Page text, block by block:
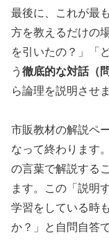
最後に、これが最
方を教えるだけの
を引いたの？」「
う 徹底的な対話（
ら論理を説明させま
市販教材の解説ペ
なって終わります
の言葉で解説する
ます。この「説明
学習をしている時
か？」と自問自答